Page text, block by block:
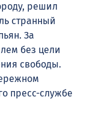
решил
странный
За
без цели
свободы.
пресс-службе